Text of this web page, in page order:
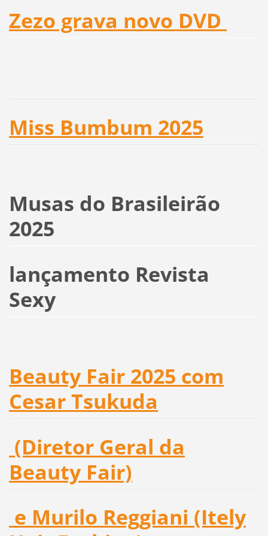
Zezo grava novo DVD
Miss Bumbum 2025
Musas do Brasileirão
2025
lançamento Revista
Sexy
Beauty Fair 2025 com
Cesar Tsukuda
(Diretor Geral da
Beauty Fair)
e Murilo Reggiani (Itely